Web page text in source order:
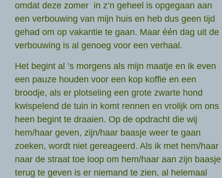
omdat deze zomer in z’n geheel is opgegaan aan
een verbouwing van mijn huis en heb dus geen tijd
gehad om op vakantie te gaan. Maar één dag uit de
verbouwing is al genoeg voor een verhaal.
Het begint al ’s morgens als mijn maatje en ik even
een pauze houden voor een kop koffie en een
broodje, als er plotseling een grote zwarte hond
kwispelend de tuin in komt rennen en vrolijk om ons
heen begint te draaien. Op de opdracht die wij
hem/haar geven, zijn/haar baasje weer te gaan
zoeken, wordt niet gereageerd. Als ik met hem/haar
naar de straat toe loop om hem/haar aan zijn baasje
terug te geven is er niemand te zien, al helemaal